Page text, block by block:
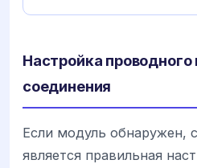
Настройка проводного
соединения
Если модуль
является правильная